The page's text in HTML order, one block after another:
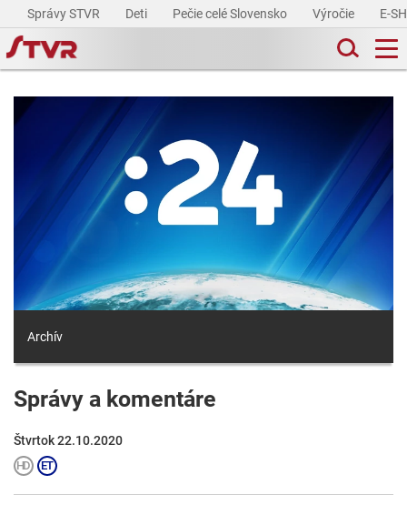
Správy STVR Deti Pečie celé Slovensko Výročie E-
Archív
Správy a komentáre
Štvrtok 22.10.2020